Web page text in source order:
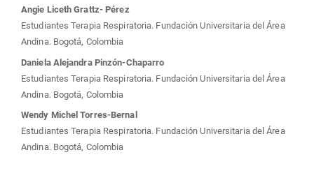
Angie Liceth Grattz- Pérez
Estudiantes Terapia Respiratoria. Fundación Universitaria del Área
Andina. Bogotá, Colombia
Daniela Alejandra Pinzón-Chaparro
Estudiantes Terapia Respiratoria. Fundación Universitaria del Área
Andina. Bogotá, Colombia
Wendy Michel Torres-Bernal
Estudiantes Terapia Respiratoria. Fundación Universitaria del Área
Andina. Bogotá, Colombia